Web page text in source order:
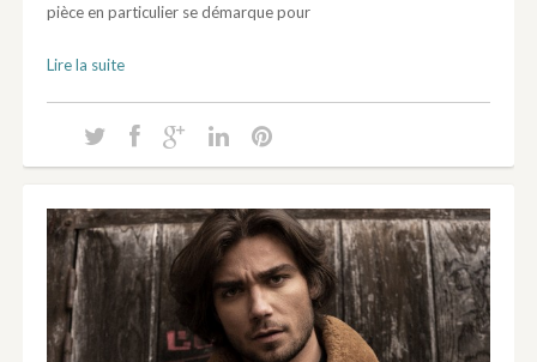
pièce en particulier se démarque pour
Lire la suite